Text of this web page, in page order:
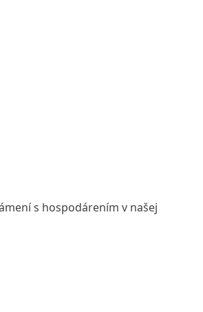
s hospodárením v našej